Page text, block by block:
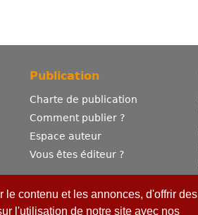
contenu et les annonces, d'offrir des
l'utilisation de notre site avec nos
Publication
Charte de publication
Comment publier ?
Espace auteur
Vous êtes éditeur ?